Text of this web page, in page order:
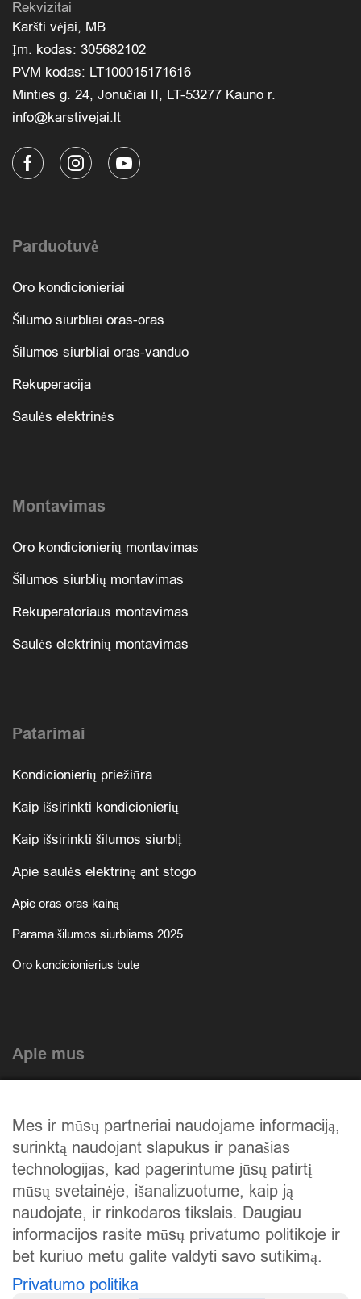
Rekvizitai
Karšti vėjai, MB
Įm. kodas: 305682102
PVM kodas: LT100015171616
Minties g. 24, Jonučiai II, LT-53277 Kauno r.
info@karstivejai.lt
Parduotuvė
Oro kondicionieriai
Šilumo siurbliai oras-oras
Šilumos siurbliai oras-vanduo
Rekuperacija
Saulės elektrinės
Montavimas
Oro kondicionierių montavimas
Šilumos siurblių montavimas
Rekuperatoriaus montavimas
Saulės elektrinių montavimas
Patarimai
Kondicionierių priežiūra
Kaip išsirinkti kondicionierių
Kaip išsirinkti šilumos siurblį
Apie saulės elektrinę ant stogo
Apie oras oras kainą
Parama šilumos siurbliams 2025
Oro kondicionierius bute
Apie mus
Mūsų istorija
Privatumo politika
Slapukų politika
Atsiskaitymas
Prekių grąžinimas
Mes ir mūsų partneriai naudojame informaciją,
surinktą naudojant slapukus ir panašias
technologijas, kad pagerintume jūsų patirtį
mūsų svetainėje, išanalizuotume, kaip ją
naudojate, ir rinkodaros tikslais. Daugiau
informacijos rasite mūsų privatumo politikoje ir
bet kuriuo metu galite valdyti savo sutikimą.
Privatumo politika